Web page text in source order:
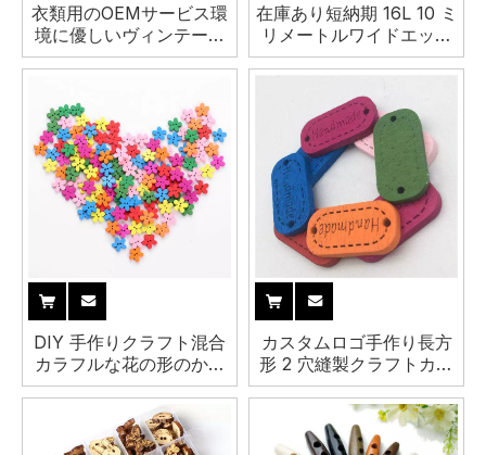
衣類用のOEMサービス環
境に優しいヴィンテージ
レトロ天然木シャンクボ
在庫あり短納期 16L 10 ミ
リメートルワイドエッジ
カラフルな 4 穴ベビーウ
ッドボタンシャツ用
DIY 手作りクラフト混合
カラフルな花の形のかわ
いい子供木製ボタン衣料
カスタムロゴ手作り長方
形 2 穴縫製クラフトカラ
フルな DIY プレート木製
ボタンラベルタグ